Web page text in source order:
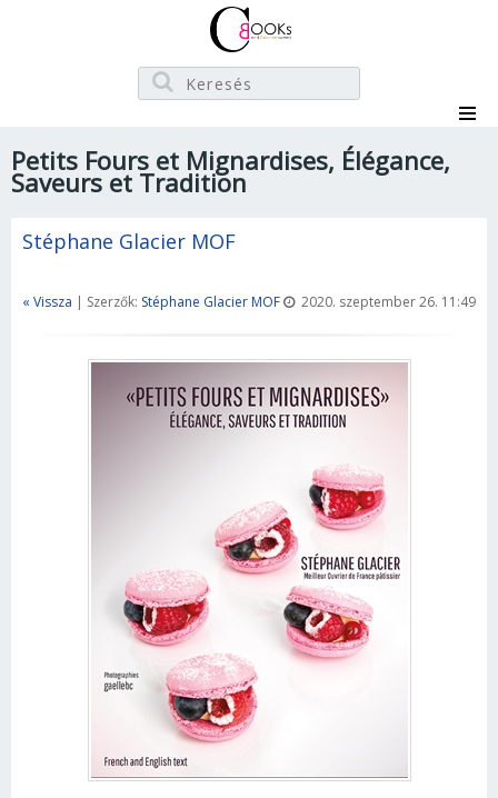
Petits Fours et Mignardises, Élégance,
Saveurs et Tradition
Stéphane Glacier MOF
« Vissza | Szerzők: Stéphane Glacier MOF 2020. szeptember 26. 11:49